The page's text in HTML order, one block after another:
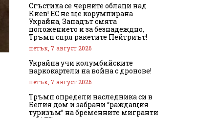
Сгъстиха се черните облаци над
Киев! ЕС не ще корумпирана
Украйна, Западът смята
положението и за безнадеждно,
Тръмп спря ракетите Пейтриът!
петък, 7 август 2026
Украйна учи колумбийските
наркокартели на война с дронове!
петък, 7 август 2026
Тръмп определи наследника си в
Белия дом и забрани “раждащия
туризъм” на бременните мигранти